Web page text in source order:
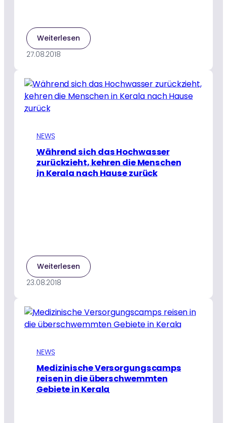
Weiterlesen:
Studenten
Universität
starteten
ein
27.08.2018
NEWS
Während sich das Hochwasser
zurückzieht, kehren die Menschen
in Kerala nach Hause zurück
Weiterlesen:
Während
Hochwasser
zurückzieht,
kehren
Kerala
nach
Hause
23.08.2018
NEWS
Medizinische Versorgungscamps
reisen in die überschwemmten
Gebiete in Kerala